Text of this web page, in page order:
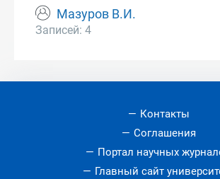
Мазуров В.И.
Записей: 4
Контакты
Соглашения
Портал научных
Главный сайт